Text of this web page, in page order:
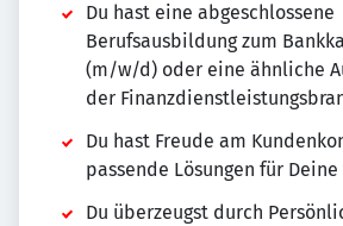
Du hast eine abgeschlossene
Berufsausbildung zum
(m/w/d) oder eine ähnliche
der
Du hast Freude am
passende Lösungen für Deine
Du überzeugst durch